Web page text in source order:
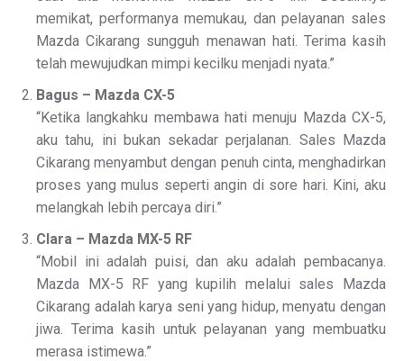
memikat, performanya memukau, dan pelayanan sales
Mazda Cikarang sungguh menawan hati. Terima kasih
telah mewujudkan mimpi kecilku menjadi nyata.”
Bagus – Mazda CX-5
“Ketika langkahku membawa hati menuju Mazda CX-5,
aku tahu, ini bukan sekadar perjalanan. Sales Mazda
Cikarang menyambut dengan penuh cinta, menghadirkan
proses yang mulus seperti angin di sore hari. Kini, aku
melangkah lebih percaya diri.”
Clara – Mazda MX-5 RF
“Mobil ini adalah puisi, dan aku adalah pembacanya.
Mazda MX-5 RF yang kupilih melalui sales Mazda
Cikarang adalah karya seni yang hidup, menyatu dengan
jiwa. Terima kasih untuk pelayanan yang membuatku
merasa istimewa.”